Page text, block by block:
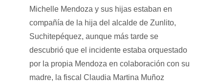
Michelle Mendoza y sus hijas estaban en
compañía de la hija del alcalde de Zunlito,
Suchitepéquez, aunque más tarde se
descubrió que el incidente estaba orquestado
por la propia Mendoza en colaboración con su
madre, la fiscal Claudia Martina Muñoz